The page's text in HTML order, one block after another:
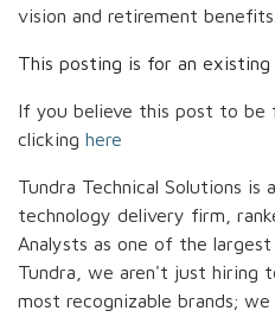
vision and retirement benefits.
This posting is for an existing
If you believe this post to be
clicking here
Tundra Technical Solutions is
technology delivery firm,
Analysts as one of the
Tundra, we aren't just hiring
most recognizable brands;